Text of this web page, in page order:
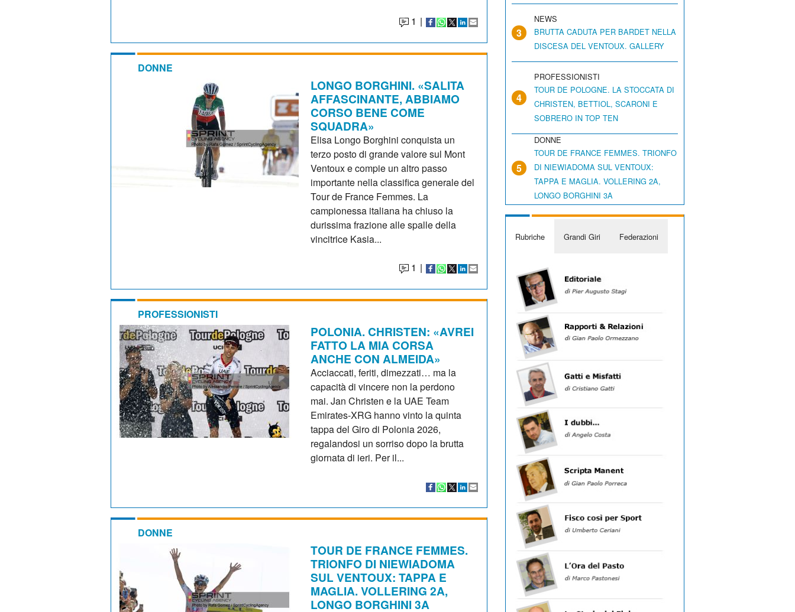
1 |
DONNE
LONGO BORGHINI. «SALITA
AFFASCINANTE, ABBIAMO
CORSO BENE COME
SQUADRA»
Elisa Longo Borghini conquista un
terzo posto di grande valore sul Mont
Ventoux e compie un altro passo
importante nella classifica generale del
Tour de France Femmes. La
campionessa italiana ha chiuso la
durissima frazione alle spalle della
vincitrice Kasia...
1 |
PROFESSIONISTI
POLONIA. CHRISTEN: «AVREI
FATTO LA MIA CORSA
ANCHE CON ALMEIDA»
Acciaccati, feriti, dimezzati… ma la
capacità di vincere non la perdono
mai. Jan Christen e la UAE Team
Emirates-XRG hanno vinto la quinta
tappa del Giro di Polonia 2026,
regalandosi un sorriso dopo la brutta
giornata di ieri. Per il...
DONNE
TOUR DE FRANCE FEMMES.
TRIONFO DI NIEWIADOMA
SUL VENTOUX: TAPPA E
MAGLIA. VOLLERING 2A,
LONGO BORGHINI 3A
3
NEWS
BRUTTA CADUTA PER BARDET NELLA
DISCESA DEL VENTOUX. GALLERY
4
PROFESSIONISTI
TOUR DE POLOGNE. LA STOCCATA DI
CHRISTEN, BETTIOL, SCARONI E
SOBRERO IN TOP TEN
5
DONNE
TOUR DE FRANCE FEMMES. TRIONFO
DI NIEWIADOMA SUL VENTOUX:
TAPPA E MAGLIA. VOLLERING 2A,
LONGO BORGHINI 3A
Rubriche Grandi Giri Federazioni